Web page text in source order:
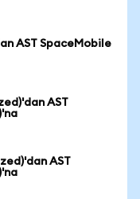
AST SpaceMobile
AST
AST